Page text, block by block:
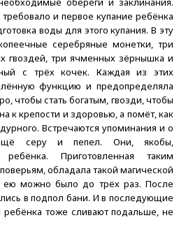
и первое купание ребёнка
воды для этого купания. В эту
серебряные монетки, три
гвоздей, три ячменных зёрнышка и
с трёх кочек. Каждая из этих
функцию и предопределяла
чтобы стать богатым, гвозди, чтобы
к крепости и здоровью, а помёт, как
Встречаются упоминания и о
серу и пепел. Они, якобы,
ребёнка. Приготовленная таким
обладала такой магической
ею можно было до трёх раз. После
в подпол бани. И в последующие
ребёнка тоже сливают подальше, не